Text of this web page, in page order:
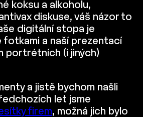
koksu a alkoholu,
diskuse, váš názor to
digitální stopa je
fotkami a naší prezentací
portrétních (i jiných)
a jistě bychom našli
let jsme
firem, možná jich bylo